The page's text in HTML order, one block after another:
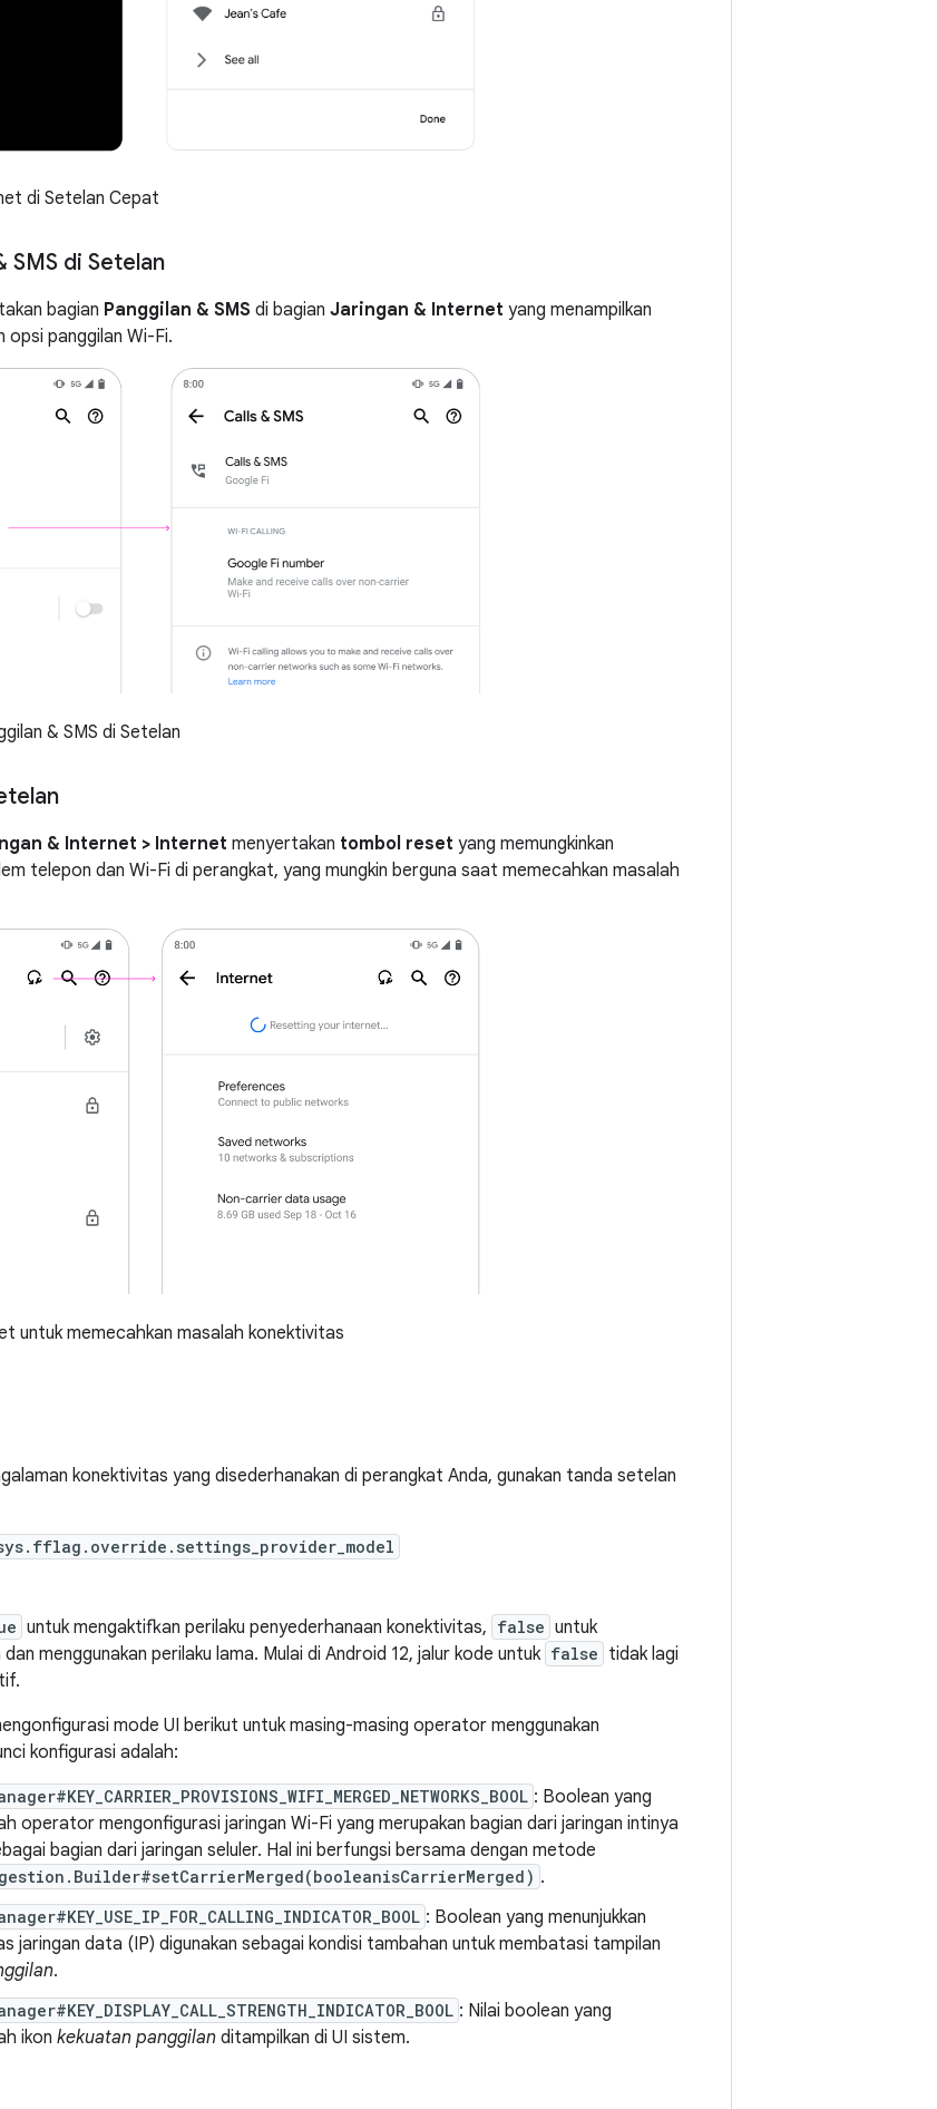
di Setelan Cepat
SMS di Setelan
bagian Panggilan & SMS di bagian Jaringan & Internet yang menampilkan
panggilan Wi-Fi.
& SMS di Setelan
& Internet > Internet menyertakan tombol reset yang memungkinkan
telepon dan Wi-Fi di perangkat, yang mungkin berguna saat memecahkan masalah
untuk memecahkan masalah konektivitas
konektivitas yang disederhanakan di perangkat Anda, gunakan tanda setelan
untuk mengaktifkan perilaku penyederhanaan konektivitas, false untuk
menggunakan perilaku lama. Mulai di Android 12, jalur kode untuk false tidak lagi
mode UI berikut untuk masing-masing operator menggunakan
konfigurasi adalah:
: Boolean yang
operator mengonfigurasi jaringan Wi-Fi yang merupakan bagian dari jaringan intinya
bagian dari jaringan seluler. Hal ini berfungsi bersama dengan metode
.
: Boolean yang menunjukkan
jaringan data (IP) digunakan sebagai kondisi tambahan untuk membatasi tampilan
.
: Nilai boolean yang
ikon kekuatan panggilan ditampilkan di UI sistem.